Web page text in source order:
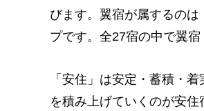
びます。翼宿が属するの
プです。全27宿の中で翼
「安住」は安定・蓄積・
を積み上げていくのが安住